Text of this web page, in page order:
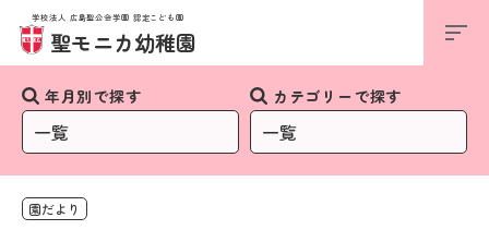
学校法人 広島聖公会学園 認定こども園
聖モニカ幼稚園
年月別で探す カテゴリーで探す
園だより